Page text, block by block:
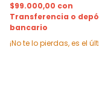
$99.000,00 con
Transferencia o
bancario
¡No te lo pierdas, es el